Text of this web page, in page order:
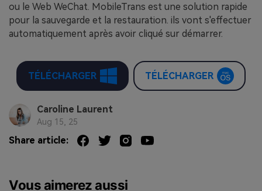
ou le Web WeChat. MobileTrans est une solution rapide
pour la sauvegarde et la restauration. ils vont s'effectuer
automatiquement après avoir cliqué sur démarrer.
TÉLÉCHARGER TÉLÉCHARGER
Caroline Laurent
Aug 15, 25
Share article:
Vous aimerez aussi